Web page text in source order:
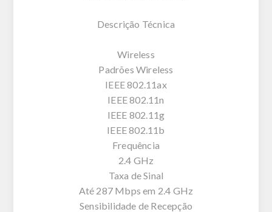
Descrição Técnica
Wireless
Padrões Wireless
IEEE 802.11ax
IEEE 802.11n
IEEE 802.11g
IEEE 802.11b
Frequência
2.4 GHz
Taxa de Sinal
Até 287 Mbps em 2.4 GHz
Sensibilidade de Recepção